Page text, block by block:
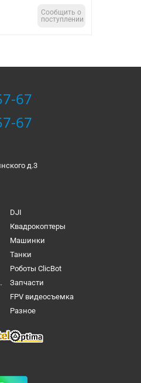
Сообщить о
поступлении
67
67
д.3
DJI
Квадрокоптеры
Машинки
Танки
Роботы ClicBot
игры
Запчасти
FPV видеосъемка
Разное